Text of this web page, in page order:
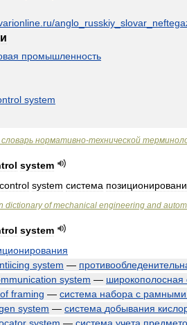
ru/anglo russkiy slovar
промышленность
system
словарь нормативно-технической
system
control system система
dictionary of mechanical engineering and
system
system —
system — широкополосная
of framing — система набора с рамными
system — система добывания